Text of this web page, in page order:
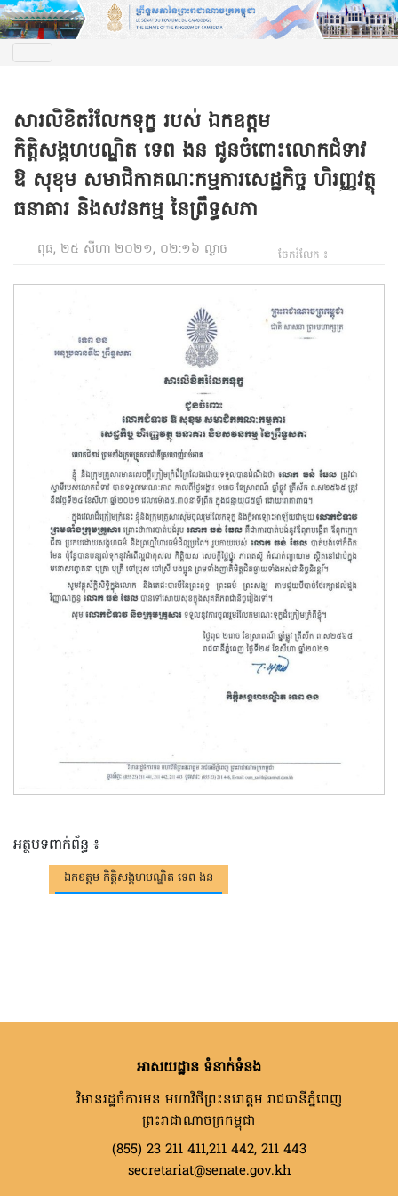
សារលិខិតរំលែកទុក្ខ របស់ ឯកឧត្តម
កិត្តិសង្គហបណ្ឌិត ទេព ងន ជូនចំពោះលោកជំទាវ
ឱ សុខុម សមាជិកាគណៈកម្មការសេដ្ឋកិច្ច ហិរញ្ញវត្ថុ
ធនាគារ និងសវនកម្ម នៃព្រឹទ្ធសភា
ពុធ, ២៥ សីហា ២០២១, ០២:១៦ ល្ងាច ចែករំលែក ៖
អត្ថបទពាក់ព័ន្ធ ៖
ឯកឧត្តម កិត្តិសង្គហបណ្ឌិត ទេព ងន
អាសយដ្ឋាន ទំនាក់ទំនង
វិមានរដ្ឋចំការមន មហាវិថីព្រះនរោត្តម រាជធានីភ្នំពេញ
ព្រះរាជាណាចក្រកម្ពុជា
(855) 23 211 411,211 442, 211 443
secretariat@senate.gov.kh